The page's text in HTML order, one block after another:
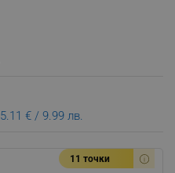
5.11 € / 9.99 лв.
11 точки